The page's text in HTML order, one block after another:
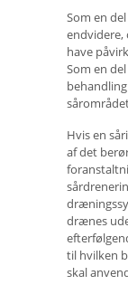
Som en
endvidere,
have
Som en
Hvis en
af det
drænes
til hvilken
skal